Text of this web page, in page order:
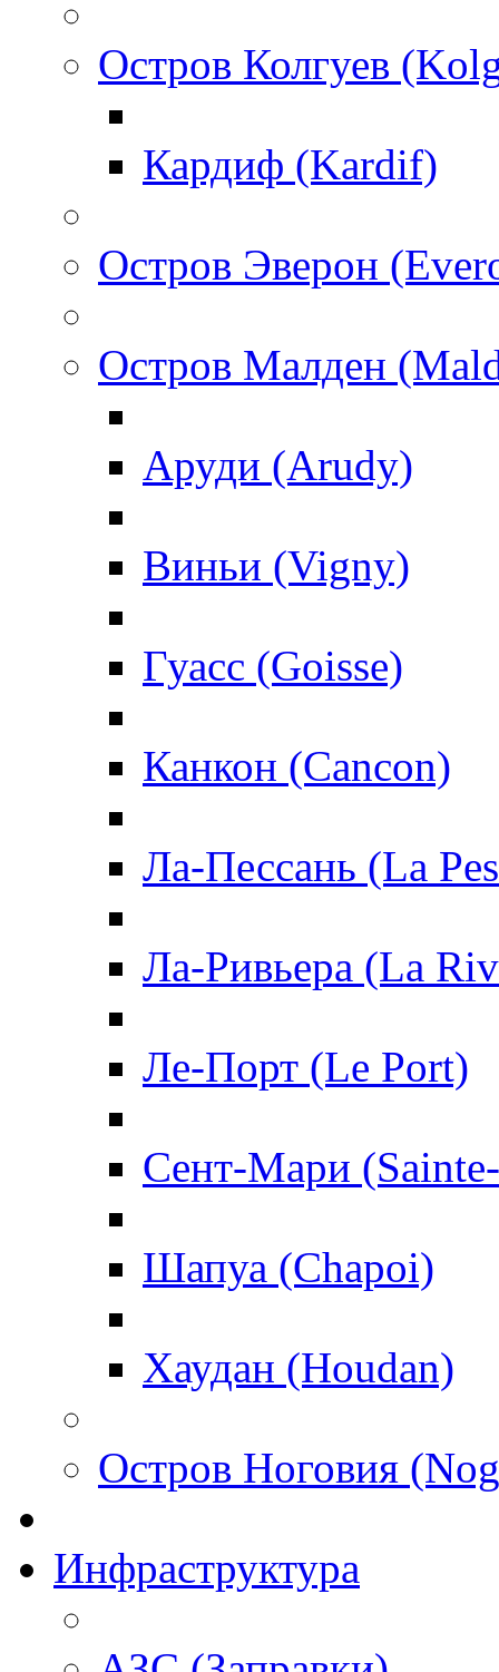
Остров Колгуев
Кардиф (Kardif)
Остров Эверон
Остров Малден
Аруди (Arudy)
Виньи (Vigny)
Гуасс (Goisse)
Канкон (Cancon)
Ла-Пессань (La
Ла-Ривьера (La
Ле-Порт (Le Port)
Сент-Мари
Шапуа (Chapoi)
Хаудан (Houdan)
Остров Ноговия
Инфраструктура